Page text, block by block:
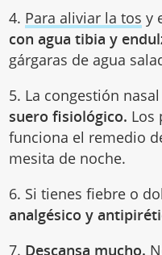
4. Para aliviar la tos y
con agua tibia y
gárgaras de agua
5. La congestión
suero fisiológico. Los
funciona el remedio
mesita de noche.
6. Si tienes fiebre o
analgésico y
7. Descansa mucho.